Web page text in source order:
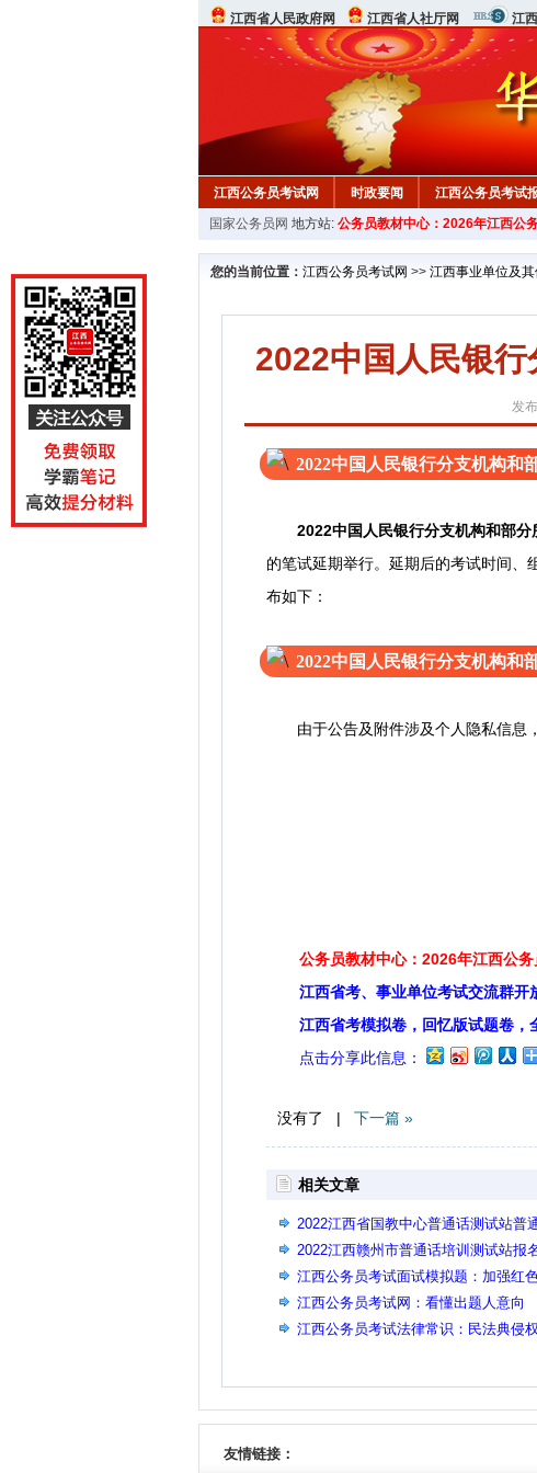
江西省人民政府网 江西省人社厅网 江
江西公务员考试网 时政要闻 江西公务员考试
行测真题 在线咨询 教材中心
国家公务员网 地方站: 公务员教材中心：2026年江西公
您的当前位置： 江西公务员考试网 >> 江西事业单位及
2022中国人民银
发
2022中国人民银行分支机构和
2022中国人民银行分支机构和部
的笔试延期举行。延期后的考试时间、
布如下：
2022中国人民银行分支机构和
由于公告及附件涉及个人隐私信息，
公务员教材中心：2026年江西公
江西省考、事业单位考试交流群开
江西省考模拟卷，回忆版试题卷，
点击分享此信息：
没有了 | 下一篇 »
相关文章
2022江西省国教中心普通话测试站普
2022江西赣州市普通话培训测试站报
江西公务员考试面试模拟题：加强红
江西公务员考试网：看懂出题人意向
江西公务员考试法律常识：民法典侵
友情链接：